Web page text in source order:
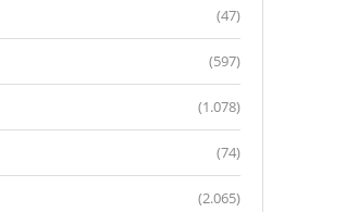
(47)
(597)
(1.078)
(74)
(2.065)